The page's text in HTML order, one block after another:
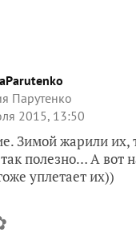
Парутенко
2015, 13:50
Зимой жарили их,
полезно… А вот
уплетает их))